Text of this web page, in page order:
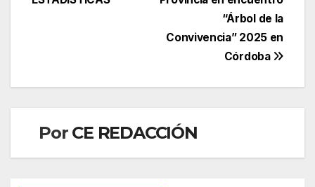
“Árbol de la
Convivencia” 2025 en
Córdoba
Por CE REDACCIÓN